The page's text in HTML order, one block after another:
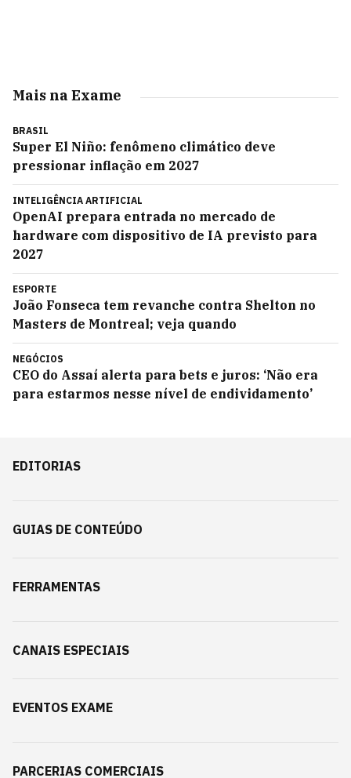
Mais na Exame
BRASIL
Super El Niño: fenômeno climático deve
pressionar inflação em 2027
INTELIGÊNCIA ARTIFICIAL
OpenAI prepara entrada no mercado de
hardware com dispositivo de IA previsto para
2027
ESPORTE
João Fonseca tem revanche contra Shelton no
Masters de Montreal; veja quando
NEGÓCIOS
CEO do Assaí alerta para bets e juros: ‘Não era
para estarmos nesse nível de endividamento’
EDITORIAS
GUIAS DE CONTEÚDO
FERRAMENTAS
CANAIS ESPECIAIS
EVENTOS EXAME
PARCERIAS COMERCIAIS